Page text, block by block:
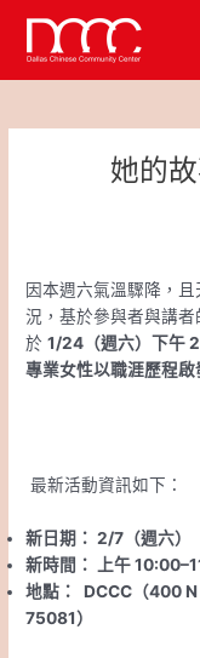
她的
因本週六氣溫驟降，
況，基於參與者與講
於1/24（週六）下午
專業女性以職涯歷程啟
最新活動資訊如下：
新日期： 2/7（週六）
新時間： 上午
地點：
DCCC（400
75081）
navigation